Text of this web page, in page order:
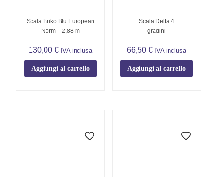
Scala Briko Blu European
Norm – 2,88 m
130,00€ IVA inclusa
Aggiungi al carrello
Scala Delta 4
gradini
66,50€ IVA inclusa
Aggiungi al carrello